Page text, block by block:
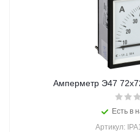
Амперметр Э47
Есть в
Артикул: